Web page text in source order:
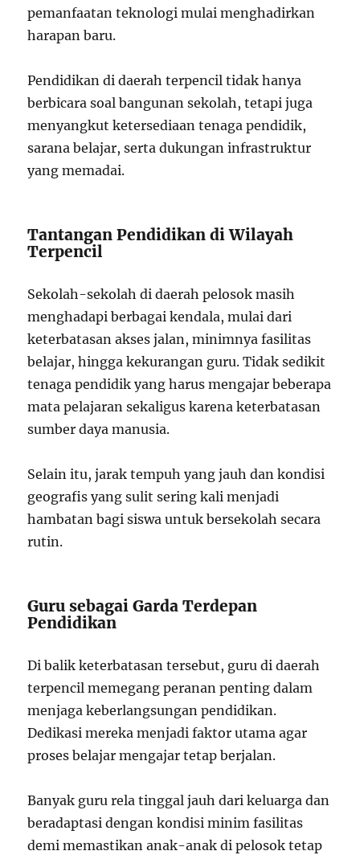
pemanfaatan teknologi mulai menghadirkan
harapan baru.
Pendidikan di daerah terpencil tidak hanya
berbicara soal bangunan sekolah, tetapi juga
menyangkut ketersediaan tenaga pendidik,
sarana belajar, serta dukungan infrastruktur
yang memadai.
Tantangan Pendidikan di Wilayah
Terpencil
Sekolah-sekolah di daerah pelosok masih
menghadapi berbagai kendala, mulai dari
keterbatasan akses jalan, minimnya fasilitas
belajar, hingga kekurangan guru. Tidak sedikit
tenaga pendidik yang harus mengajar beberapa
mata pelajaran sekaligus karena keterbatasan
sumber daya manusia.
Selain itu, jarak tempuh yang jauh dan kondisi
geografis yang sulit sering kali menjadi
hambatan bagi siswa untuk bersekolah secara
rutin.
Guru sebagai Garda Terdepan
Pendidikan
Di balik keterbatasan tersebut, guru di daerah
terpencil memegang peranan penting dalam
menjaga keberlangsungan pendidikan.
Dedikasi mereka menjadi faktor utama agar
proses belajar mengajar tetap berjalan.
Banyak guru rela tinggal jauh dari keluarga dan
beradaptasi dengan kondisi minim fasilitas
demi memastikan anak-anak di pelosok tetap